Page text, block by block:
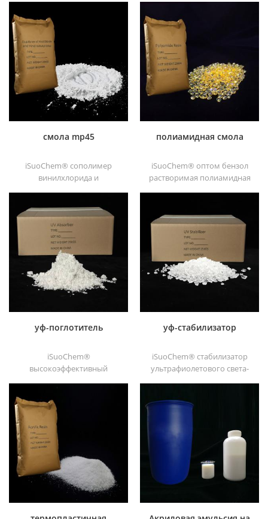
смола mp45
iSuoChem® сополимер
винилхлорида и
mp45. Это хороший тип
хлорированного
связующего,
разработанный для
печатной краски и тяжелых
антикоррозийных красок
полиамидная смола
iSuoChem® оптом бензол
растворимая полиамидная
dt508, dt588 и dt556 ,
уф-поглотитель
iSuoChem®
высокоэффективный
совместимостью, низкой
летучестью, хорошей
ультрафиолетовой
абсорбцией, подходит для
ПК, домашних животных,
пом, полиамида,
полипропилена,
термопластичного
полиуретана и полиуретана
уф-стабилизатор
iSuoChem® стабилизатор
ультрафиолетового света-
как жидкость, порошок,